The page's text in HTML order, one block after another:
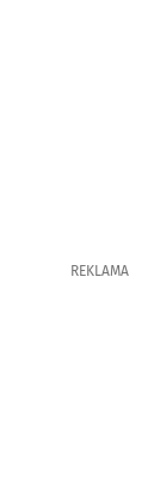
REKLAMA